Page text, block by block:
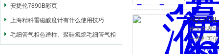
安捷伦7890B彩页
上海精科雷磁酸度计有什么使用技巧
毛细管气相色谱柱、聚硅氧烷毛细管气相
色谱柱的
是基于
标准以保
作为世界*
一系列可
化色谱柱
查看详细